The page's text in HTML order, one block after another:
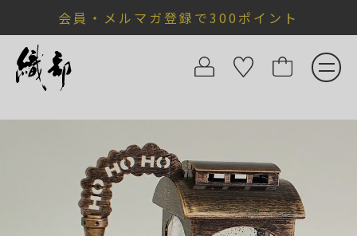
会員・メルマガ登録で300ポイント